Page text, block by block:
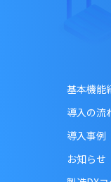
基本機能
導入の流
導入事例
お知らせ